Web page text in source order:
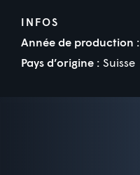
INFOS
Année de production :
Pays d’origine : Suisse